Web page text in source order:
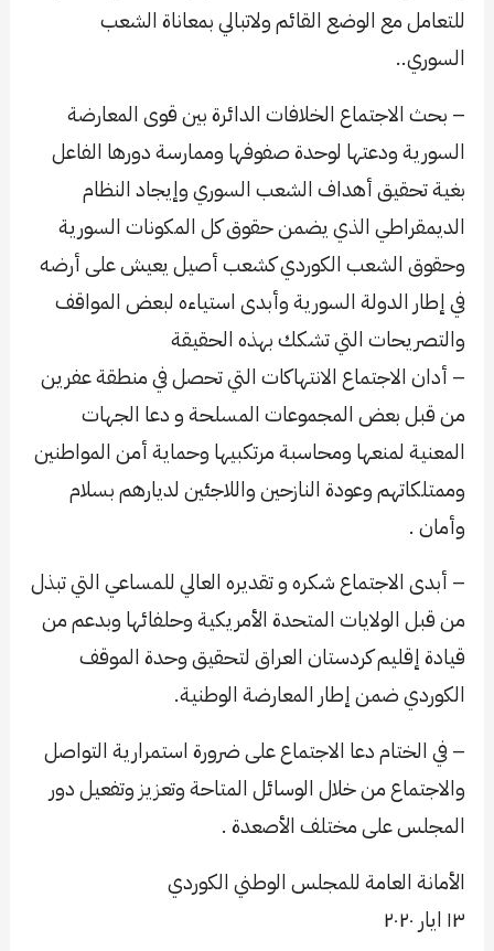
للتعامل مع الوضع القائم ولاتبالي بمعاناة الشعب
السوري..
– بحث الاجتماع الخلافات الدائرة بين قوى المعارضة
السورية ودعتها لوحدة صفوفها وممارسة دورها الفاعل
بغية تحقيق أهداف الشعب السوري وإيجاد النظام
الديمقراطي الذي يضمن حقوق كل المكونات السورية
وحقوق الشعب الكوردي كشعب أصيل يعيش على أرضه
في إطار الدولة السورية وأبدى استياءه لبعض المواقف
والتصريحات التي تشكك بهذه الحقيقة
– أدان الاجتماع الانتهاكات التي تحصل في منطقة عفرين
من قبل بعض المجموعات المسلحة و دعا الجهات
المعنية لمنعها ومحاسبة مرتكبيها وحماية أمن المواطنين
وممتلكاتهم وعودة النازحين واللاجئين لديارهم بسلام
وأمان .
– أبدى الاجتماع شكره و تقديره العالي للمساعي التي تبذل
من قبل الولايات المتحدة الأمريكية وحلفائها وبدعم من
قيادة إقليم كردستان العراق لتحقيق وحدة الموقف
الكوردي ضمن إطار المعارضة الوطنية.
– في الختام دعا الاجتماع على ضرورة استمرارية التواصل
والاجتماع من خلال الوسائل المتاحة وتعزيز وتفعيل دور
المجلس على مختلف الأصعدة .
الأمانة العامة للمجلس الوطني الكوردي
١٣ ايار ٢٠٢٠